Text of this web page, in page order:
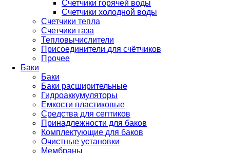
Счетчики горячей воды
Счетчики холодной воды
Счетчики тепла
Счетчики газа
Тепловычислители
Присоединители для счётчиков
Прочее
Баки
Баки
Баки расширительные
Гидроаккумуляторы
Емкости пластиковые
Средства для септиков
Принадлежности для баков
Комплектующие для баков
Очистные установки
Мембраны